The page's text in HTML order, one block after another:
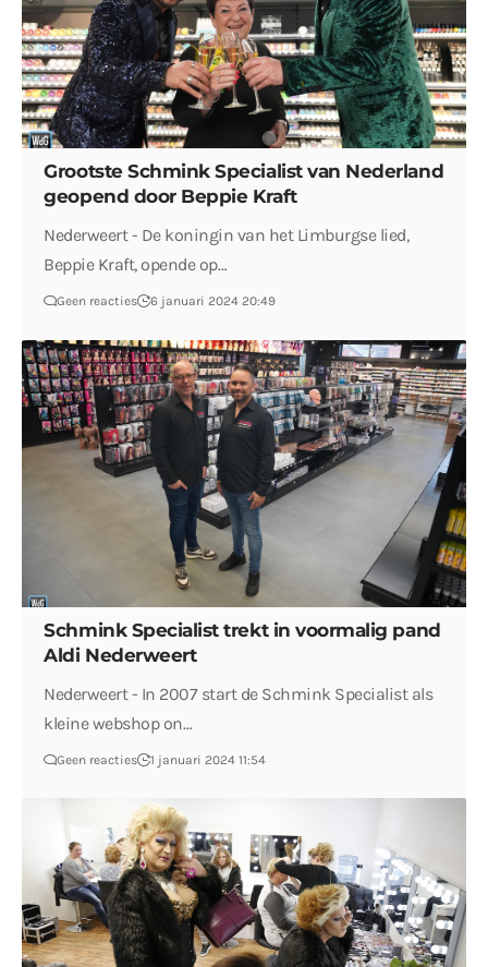
Grootste Schmink Specialist van Nederland
geopend door Beppie Kraft
Nederweert - De koningin van het Limburgse lied,
Beppie Kraft, opende op…
Geen reacties 6 januari 2024 20:49
Schmink Specialist trekt in voormalig pand
Aldi Nederweert
Nederweert - In 2007 start de Schmink Specialist als
kleine webshop on…
Geen reacties 1 januari 2024 11:54